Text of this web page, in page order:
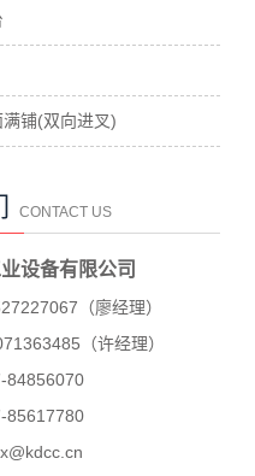
铺(双向进叉)
CONTACT US
设备有限公司
（廖经理）
（许经理）